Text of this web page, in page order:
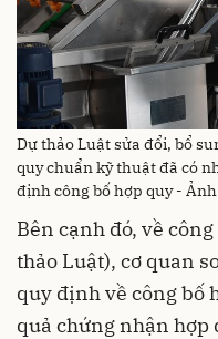
Dự thảo Luật sửa đổi, bổ
quy chuẩn kỹ thuật đã có
định công bố hợp quy -
Bên cạnh đó, về
thảo Luật), cơ quan
quy định về công bố
quả chứng nhận hợp